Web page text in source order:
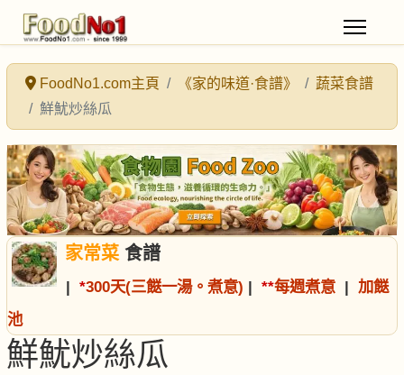
FoodNo1.com主頁 《家的味道·食譜》
蔬菜食譜
鮮魷炒絲瓜
家常菜食譜
| *300天(三餸一湯。煮意) | **每週煮意 | 加餸
池
鮮魷炒絲瓜